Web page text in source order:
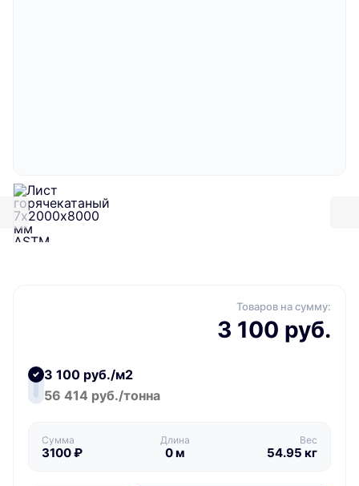
Товаров на сумму:
3 100 руб.
3 100 руб./м2
56 414 руб./тонна
Сумма
3100₽
Длина
0м
Вес
54.95 кг